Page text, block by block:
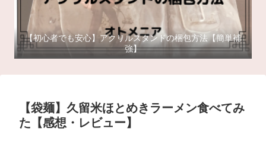
【初心者でも安心】アクリルスタンドの梱包方法【簡単補
強】
【袋麺】久留米ほとめきラーメン食べてみ
た【感想・レビュー】